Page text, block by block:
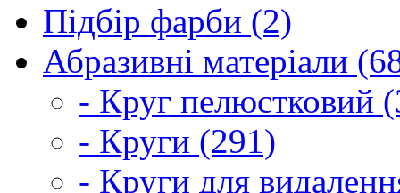
Підбір фарби (2)
Абразивні матеріали
- Круг пелюстковий
- Круги (291)
- Круги для